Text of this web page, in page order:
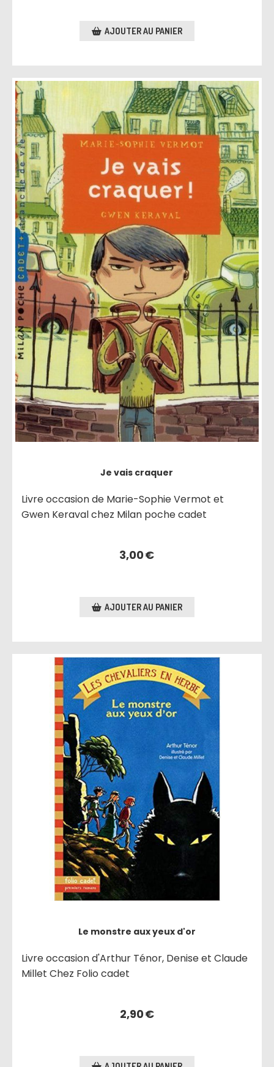
AJOUTER AU PANIER
Je vais craquer
Livre occasion de Marie-Sophie Vermot et
Gwen Keraval chez Milan poche cadet
3,00€
AJOUTER AU PANIER
Le monstre aux yeux d'or
Livre occasion d'Arthur Ténor, Denise et Claude
Millet Chez Folio cadet
2,90€